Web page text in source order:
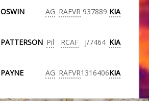
OSWIN AG RAFVR 937889 KIA
PATTERSON Pil RCAF J/7464 KIA
PAYNE AG RAFVR1316406KIA